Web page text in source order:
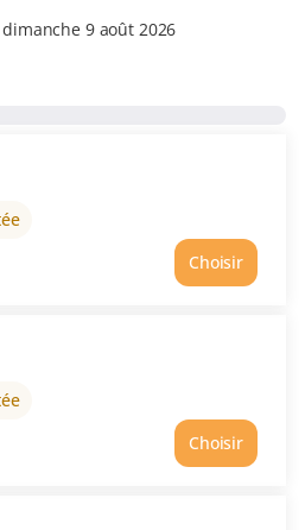
9 août 2026
Choisir
Choisir